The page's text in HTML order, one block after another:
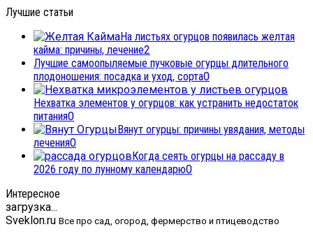
Лучшие статьи
На листьях огурцов появилась желтая
кайма: причины, лечение2
Лучшие самоопыляемые пучковые огурцы длительного
плодоношения: посадка и уход, сорта0
Нехватка элементов у огурцов: как устранить недостаток
питания0
Вянут огурцы: причины увядания, методы
лечения0
Когда сеять огурцы на рассаду в
2026 году по лунному календарю0
Интересное
загрузка...
Sveklon.ru Все про сад, огород, фермерство и птицеводство